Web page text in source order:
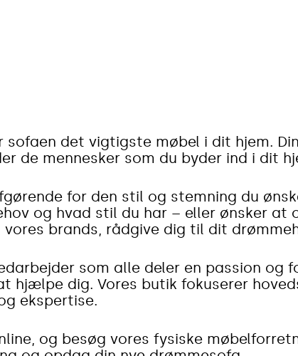
sofaen det vigtigste møbel i dit hjem.
de mennesker som du byder ind i dit
for den stil og stemning du
og hvad stil du har – eller ønsker at
brands, rådgive dig til dit
som alle deler en passion og
dig. Vores butik fokuserer
ekspertise.
og besøg vores fysiske